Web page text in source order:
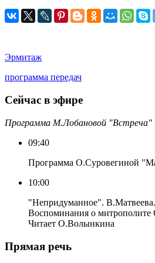
Эрмитаж
программа передач
Сейчас в эфире
Программа М.Лобановой "Встреча"
09:40
Программа О.Суровегиной
10:00
"Непридуманное".
Воспоминания о
Читает О.Волынкина
Прямая речь